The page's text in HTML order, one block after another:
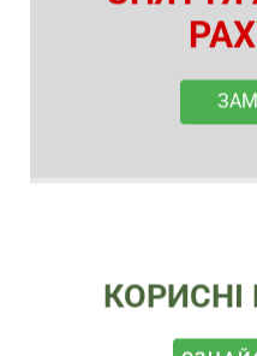
КОРИСНІ